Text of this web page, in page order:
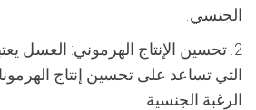
الجنسي.
2. تحسين الإنتاج الهرموني: العسل
التي تساعد على تحسين إنتاج
الرغبة الجنسية.